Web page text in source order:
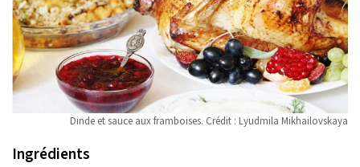
Dinde et sauce aux framboises. Crédit : Lyudmila Mikhailovskaya
Ingrédients